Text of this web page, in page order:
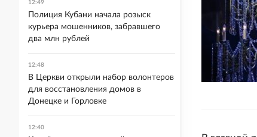
12:49
Полиция Кубани начала розыск
курьера мошенников, забравшего
два млн рублей
12:48
В Церкви открыли набор волонтеров
для восстановления домов в
Донецке и Горловке
12:40